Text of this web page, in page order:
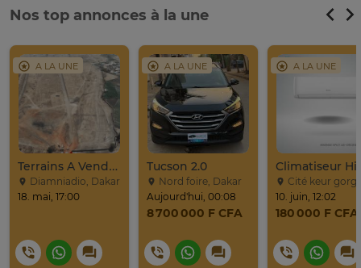
Nos top annonces à la une
A LA UNE
Terrains A Vendre / Emeral Prime City De Diamniadio
Diamniadio, Dakar
18. mai, 17:00
A LA UNE
Tucson 2.0
Nord foire, Dakar
Aujourd'hui, 00:08
8 700 000 F CFA
A LA UNE
Cité keur gorgui,
10. juin, 12:02
180 000 F CFA